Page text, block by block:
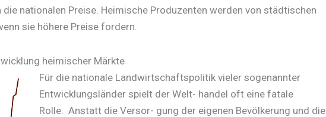
nationalen Preise. Heimische Produzenten werden von städtischen
sie höhere Preise fordern.
heimischer Märkte
Für die nationale Landwirtschaftspolitik vieler sogenannter
Entwicklungsländer spielt der Welt- handel oft eine fatale
Rolle. Anstatt die Versor- gung der eigenen Bevölkerung und die